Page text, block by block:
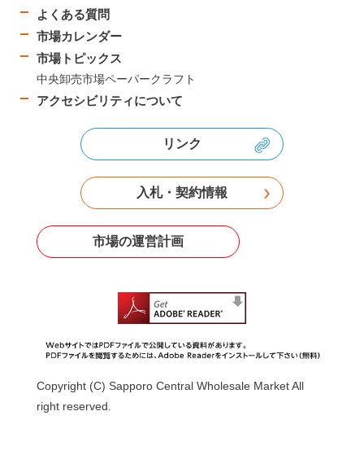
よくある質問
市場カレンダー
市場トピックス
中央卸売市場ペーパークラフト
アクセシビリティについて
リンク
入札・契約情報
市場の運営計画
Copyright (C) Sapporo Central Wholesale Market All
right reserved.